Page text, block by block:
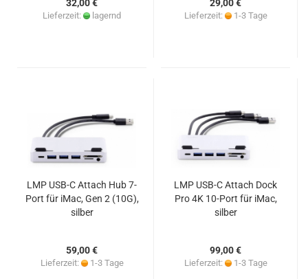
32,00 €
Lieferzeit: lagernd
29,00 €
Lieferzeit: 1-3 Tage
LMP USB-C Attach Hub 7-
Port für iMac, Gen 2 (10G),
silber
59,00 €
Lieferzeit: 1-3 Tage
LMP USB-C Attach Dock
Pro 4K 10-Port für iMac,
silber
99,00 €
Lieferzeit: 1-3 Tage